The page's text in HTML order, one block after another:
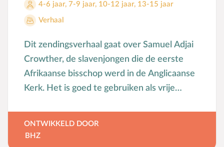
4-6 jaar, 7-9 jaar, 10-12 jaar, 13-15 jaar
Verhaal
Dit zendingsverhaal gaat over Samuel Adjai
Crowther, de slavenjongen die de eerste
Afrikaanse bisschop werd in de Anglicaanse
Kerk. Het is goed te gebruiken als vrije
ONTWIKKELD DOOR
BHZ